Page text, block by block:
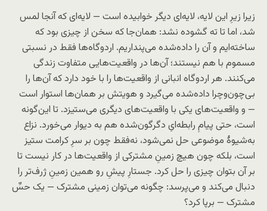
زیرا زیرِ این لایه، لایه‌ای دیگر خوابیده است — لایه‌ای که آنجا لمس
شد، اما تا ته گشوده نشد: همان‌جا که سخن از چیزی بود که
ساخته‌ایم و آن را داده‌شده می‌پنداریم. اردوگاه‌ها فقط در نسبتی
مسموم با هم نیستند؛ آن‌ها در واقعیت‌هایی متفاوت زندگی
می‌کنند. هر اردوگاه انبانی از واقعیت‌ها را با خود دارد که آن‌ها را
بی‌چون‌و‌چرا داده‌شده می‌گیرد و هویتش بر همان‌ها استوار است
— و واقعیت‌های یکی با واقعیت‌های دیگری می‌ستیزد. تا این‌گونه
است، حتی پیامِ رابطه‌ایِ دگرگون‌شده هم به دیوار می‌خورد. نزاع
به‌شیوهٔ موضوعی حل نمی‌شود، نه‌فقط چون بر سرِ کرامت ستیز
است، بلکه چون هیچ زمینِ مشترکی از واقعیت‌ها در کار نیست تا
بر آن بتوان چیزی را حل کرد. جستارِ پیشِ رو همین زمینِ ژرف‌تر را
دنبال می‌کند و می‌پرسد: چگونه می‌توان زمینی مشترک — یک حسِّ
مشترک — برپا کرد؟